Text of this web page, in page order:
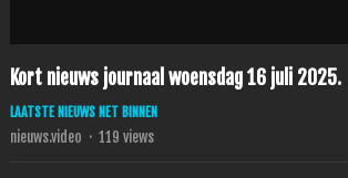
Kort nieuws journaal woensdag 16 juli 2025.
LAATSTE NIEUWS NET BINNEN
nieuws.video · 119 views